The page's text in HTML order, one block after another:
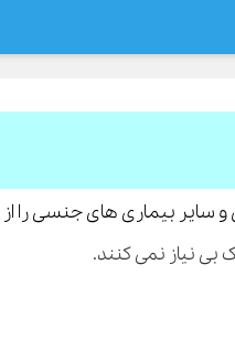
و سایر بیماری های جنسی را